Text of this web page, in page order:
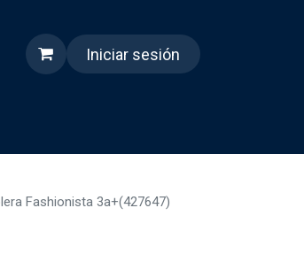
Iniciar sesión
Fashionista 3a+(427647)